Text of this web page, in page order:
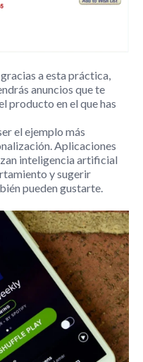
gracias a esta práctica,
anuncios que te
producto en el que has
el ejemplo más
Aplicaciones
inteligencia artificial
y sugerir
pueden gustarte.